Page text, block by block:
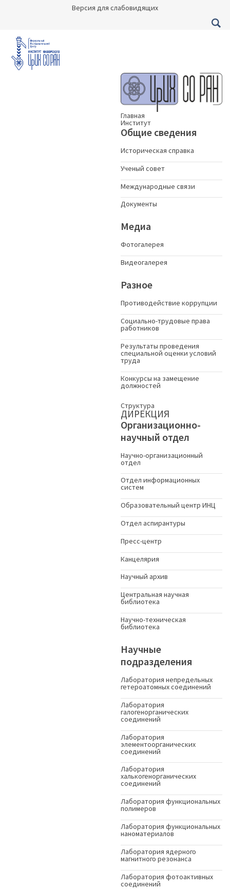
Версия для слабовидящих
Главная
Институт
Общие сведения
Историческая справка
Ученый совет
Международные связи
Документы
Медиа
Фотогалерея
Видеогалерея
Разное
Противодействие коррупции
Социально-трудовые права
работников
Результаты проведения
специальной оценки условий
труда
Конкурсы на замещение
должностей
Структура
ДИРЕКЦИЯ
Организационно-
научный отдел
Научно-организационный
отдел
Отдел информационных
систем
Образовательный центр ИНЦ
Отдел аспирантуры
Пресс-центр
Канцелярия
Научный архив
Центральная научная
библиотека
Научно-техническая
библиотека
Научные
подразделения
Лаборатория непредельных
гетероатомных соединений
Лаборатория
галогенорганических
соединений
Лаборатория
элементоорганических
соединений
Лаборатория
халькогенорганических
соединений
Лаборатория функциональных
полимеров
Лаборатория функциональных
наноматериалов
Лаборатория ядерного
магнитного резонанса
Лаборатория фотоактивных
соединений